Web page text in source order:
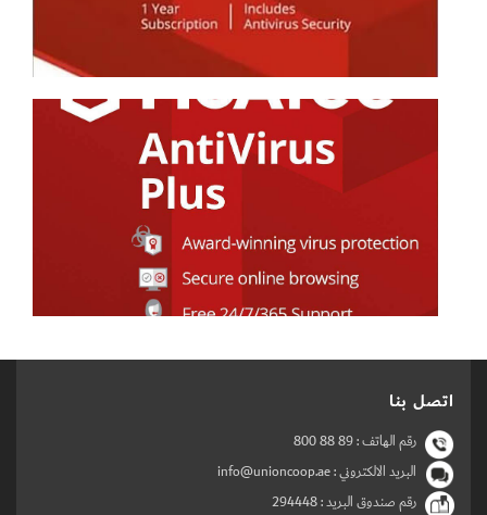
اتصل بنا
رقم الهاتف :800 88 89
البريد الالكتروني : info@unioncoop.ae
رقم صندوق البريد :294448